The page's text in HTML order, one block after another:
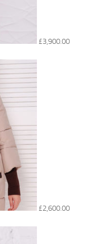
£3,900.00
£2,600.00